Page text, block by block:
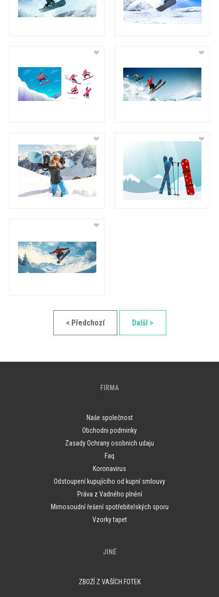
❤ ❤
❤ ❤
❤
< Předchozí Další >
FIRMA
Naše společnost
Obchodni podminky
Zasady Ochrany osobnich udaju
Faq
Koronavirus
Odstoupení kupujícího od kupní smlouvy
Práva z Vadného plnění
Mimosoudní řešení spotřebitelských sporu
Vzorky tapet
JINÉ
ZBOŽÍ Z VAŠÍCH FOTEK